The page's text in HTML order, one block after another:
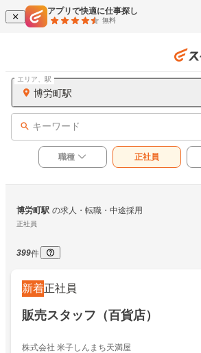
アプリで快適に仕事探し
無料
博労町駅
エリア、駅
キーワード
職種 正社員
博労町駅 の求人・転職・中途採用
正社員
399件
新着正社員
販売スタッフ（百貨店）
株式会社 米子しんまち天満屋